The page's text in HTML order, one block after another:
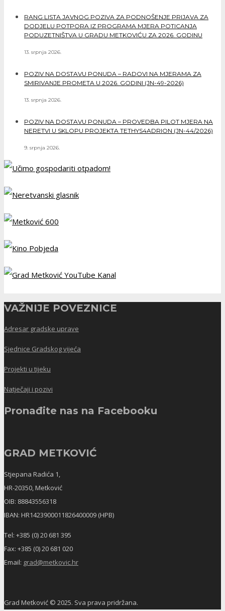
RANG LISTA JAVNOG POZIVA ZA PODNOŠENJE PRIJAVA ZA
DODJELU POTPORA IZ PROGRAMA MJERA POTICANJA
PODUZETNIŠTVA U GRADU METKOVIĆU ZA 2026. GODINU
13. srpnja 2026.
POZIV NA DOSTAVU PONUDA – RADOVI NA MJERAMA ZA
SMIRIVANJE PROMETA U 2026. GODINI (JN-49-2026)
13. srpnja 2026.
POZIV NA DOSTAVU PONUDA – PROVEDBA PILOT MJERA NA
NERETVI U SKLOPU PROJEKTA TETHYS4ADRION (JN-44/2026)
9. srpnja 2026.
VAŽNIJE POVEZNICE
Adresar gradske uprave
Sjednice Gradskog vijeća
Projekti u tijeku
Natječaji i pozivi
Pronađite nas na Facebooku
GRAD METKOVIĆ
Stjepana Radića 1,
HR-20350, Metković
OIB: 88843556318
IBAN: HR1423900011826400009 (HPB)
Tel: +385 (0) 20 681 395
Fax: +385 (0) 20 681 020
Email: grad@metkovic.hr
Grad Metković © 2025. Sva prava pridržana.